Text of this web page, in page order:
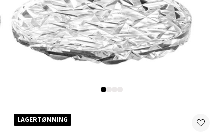
LAGERTØMMING
0 i butikk
Velg
Karmsund - Thon Senter Oasen
Austbøvegen 16, 5542 Karmsund
Åpent i dag 10-20